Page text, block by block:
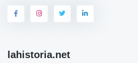
lahistoria.net